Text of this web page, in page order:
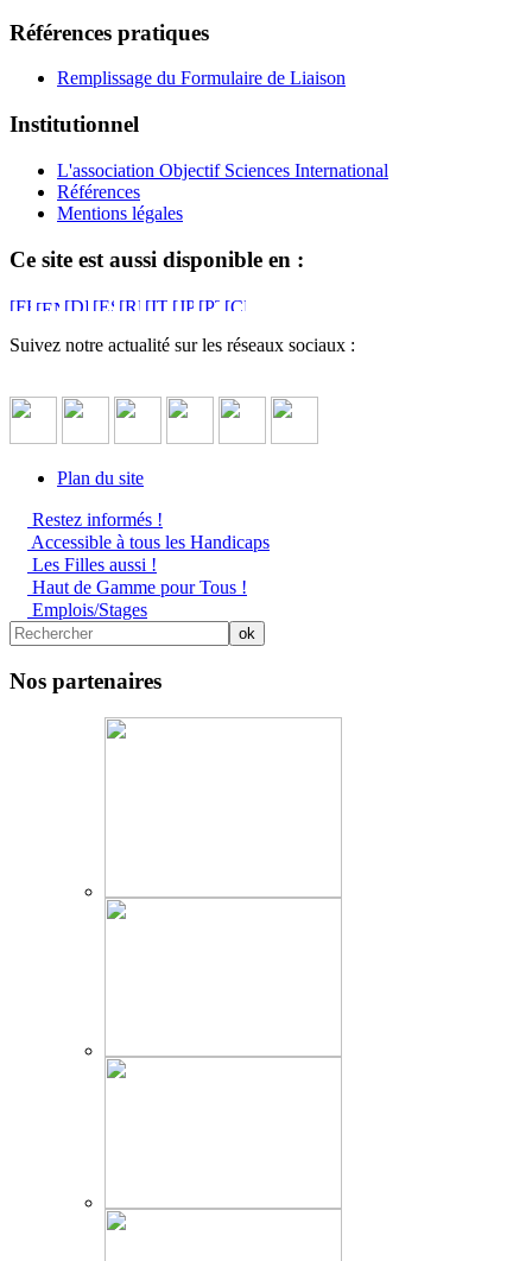
Références pratiques
Remplissage du Formulaire de Liaison
Institutionnel
L'association Objectif Sciences International
Références
Mentions légales
Ce site est aussi disponible en :
Suivez notre actualité sur les réseaux sociaux :
Plan du site
Restez informés !
Accessible à tous les Handicaps
Les Filles aussi !
Haut de Gamme pour Tous !
Emplois/Stages
Nos partenaires